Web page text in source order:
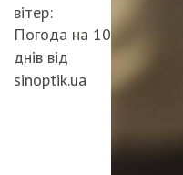
вітер:
Погода на 10
днів від
sinoptik.ua